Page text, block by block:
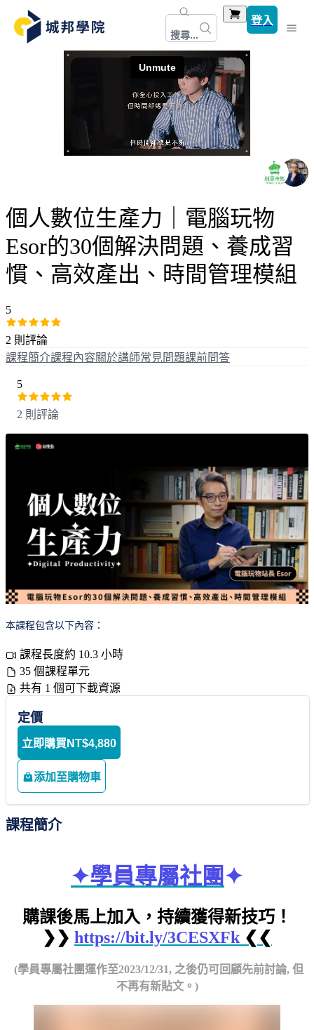
搜尋...
登入
個人數位生產力｜電腦玩物
Esor的30個解決問題、養成習
慣、高效產出、時間管理模組
5
2 則評論
課程簡介課程內容關於講師常見問題課前問答
5
2 則評論
本課程包含以下內容：
課程長度約 10.3 小時
35 個課程單元
共有 1 個可下載資源
定價
立即購買 NT$4,880
添加至購物車
課程簡介
✦學員專屬社團✦
購課後馬上加入，持續獲得新技巧！
❯❯ https://bit.ly/3CESXFk ❮❮
(學員專屬社團運作至2023/12/31, 之後仍可回顧先前討論, 但
不再有新貼文。)